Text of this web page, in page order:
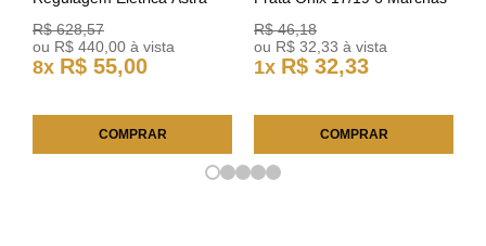
R$ 628,57
ou R$ 440 00 à vista
8x R$ 55,00
COMPRAR
R$ 46,18
ou R$ 32 33 à vista
1x R$ 32,33
COMPRAR